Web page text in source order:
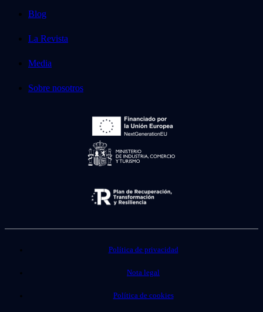
Blog
La Revista
Media
Sobre nosotros
Política de privacidad
Nota legal
Política de cookies